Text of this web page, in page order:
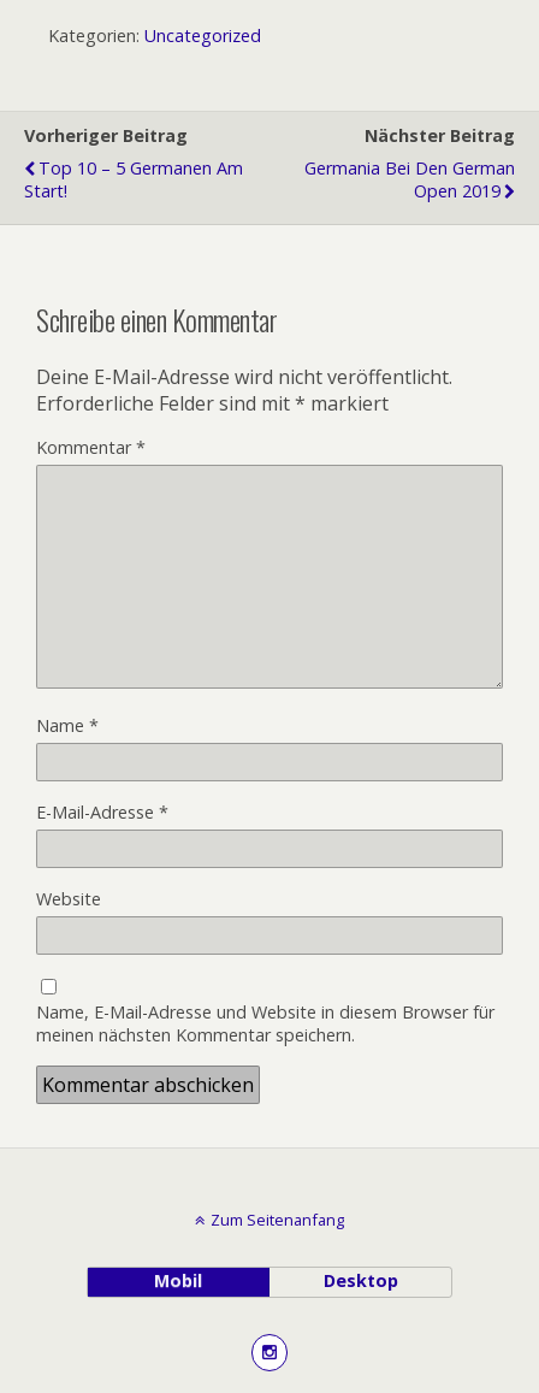
Kategorien: Uncategorized
Vorheriger Beitrag
Top 10 – 5 Germanen Am
Start!
Nächster Beitrag
Germania Bei Den German
Open 2019
Schreibe einen Kommentar
Deine E-Mail-Adresse wird nicht veröffentlicht.
Erforderliche Felder sind mit* markiert
Kommentar*
Name *
E-Mail-Adresse *
Website
Name, E-Mail-Adresse und Website in diesem Browser für
meinen nächsten Kommentar speichern.
Zum Seitenanfang
Mobil Desktop